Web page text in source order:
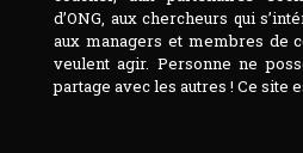
d’ONG, aux chercheurs qui
aux managers et membres de
veulent agir. Personne ne
partage avec les autres ! Ce site